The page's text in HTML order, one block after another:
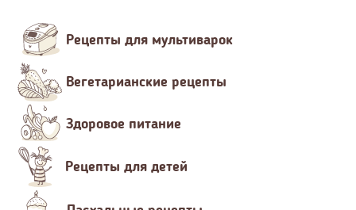
Рецепты для мультиварок
Вегетарианские рецепты
Здоровое питание
Рецепты для детей